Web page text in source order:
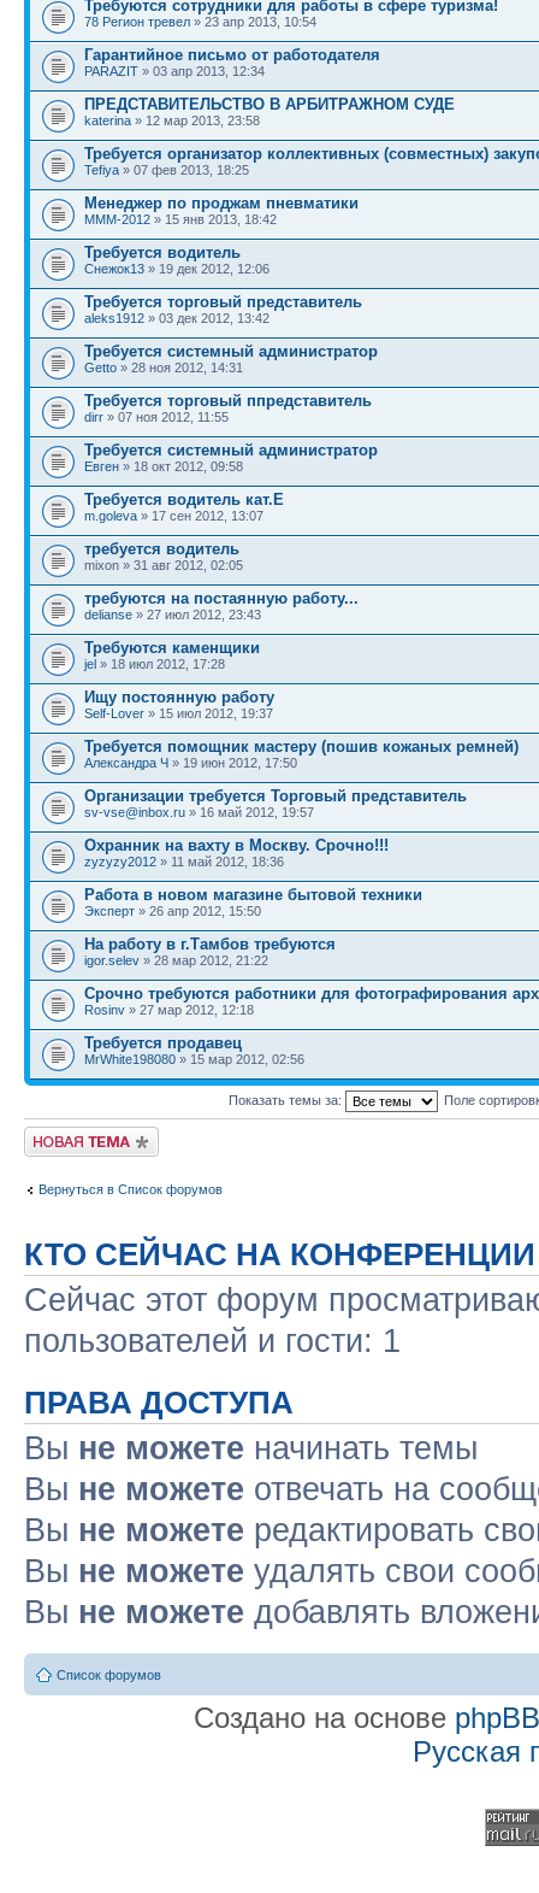
Требуются сотрудники для работы в сфере туризма!
78 Регион тревел » 23 апр 2013, 10:54
Гарантийное письмо от работодателя
PARAZIT » 03 апр 2013, 12:34
ПРЕДСТАВИТЕЛЬСТВО В АРБИТРАЖНОМ СУДЕ
katerina » 12 мар 2013, 23:58
Требуется организатор коллективных (совместных)
Tefiya » 07 фев 2013, 18:25
Менеджер по проджам пневматики
MMM-2012 » 15 янв 2013, 18:42
Требуется водитель
Снежок13 » 19 дек 2012, 12:06
Требуется торговый представитель
aleks1912 » 03 дек 2012, 13:42
Требуется системный администратор
Getto » 28 ноя 2012, 14:31
Требуется торговый ппредставитель
dirr » 07 ноя 2012, 11:55
Требуется системный администратор
Евген » 18 окт 2012, 09:58
Требуется водитель кат.Е
m.goleva » 17 сен 2012, 13:07
требуется водитель
mixon » 31 авг 2012, 02:05
требуются на постаянную работу...
delianse » 27 июл 2012, 23:43
Требуются каменщики
jel » 18 июл 2012, 17:28
Ищу постоянную работу
Self-Lover » 15 июл 2012, 19:37
Требуется помощник мастеру (пошив кожаных ремней)
Александра Ч » 19 июн 2012, 17:50
Организации требуется Торговый представитель
sv-vse@inbox.ru » 16 май 2012, 19:57
Охранник на вахту в Москву. Срочно!!!
zyzyzy2012 » 11 май 2012, 18:36
Работа в новом магазине бытовой техники
Эксперт » 26 апр 2012, 15:50
На работу в г.Тамбов требуются
igor.selev » 28 мар 2012, 21:22
Срочно требуются работники для фотографирования
Rosinv » 27 мар 2012, 12:18
Требуется продавец
MrWhite198080 » 15 мар 2012, 02:56
Показать темы за: Поле
Новая тема
Вернуться в Список форумов
КТО СЕЙЧАС НА КОНФЕРЕНЦИИ
Сейчас этот форум
пользователей и гости: 1
ПРАВА ДОСТУПА
Вы не можете начинать темы
Вы не можете отвечать на
Вы не можете редактировать
Вы не можете удалять свои
Вы не можете добавлять
Список форумов
Создано на основе phpBB
Русская